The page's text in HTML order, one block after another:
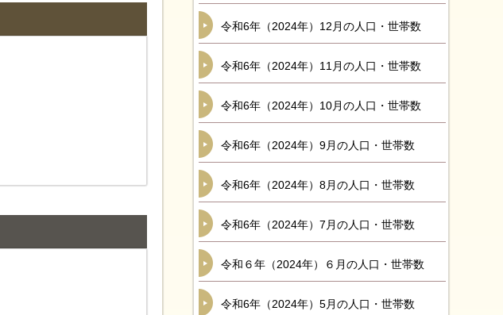
令和6年（2024年）12月の人口・世帯数
令和6年（2024年）11月の人口・世帯数
令和6年（2024年）10月の人口・世帯数
令和6年（2024年）9月の人口・世帯数
令和6年（2024年）8月の人口・世帯数
令和6年（2024年）7月の人口・世帯数
令和６年（2024年）６月の人口・世帯数
令和6年（2024年）5月の人口・世帯数